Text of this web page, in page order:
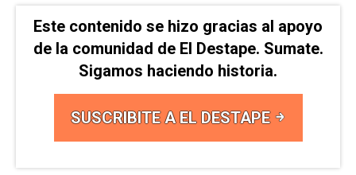
Este contenido se hizo gracias al apoyo
de la comunidad de El Destape. Sumate.
Sigamos haciendo historia.
SUSCRIBITE A EL DESTAPE